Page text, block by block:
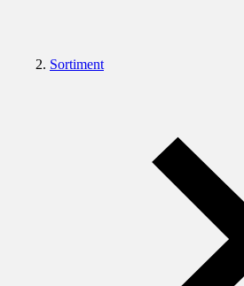
Sortiment